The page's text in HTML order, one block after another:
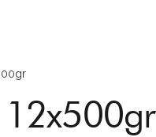
12x500gr